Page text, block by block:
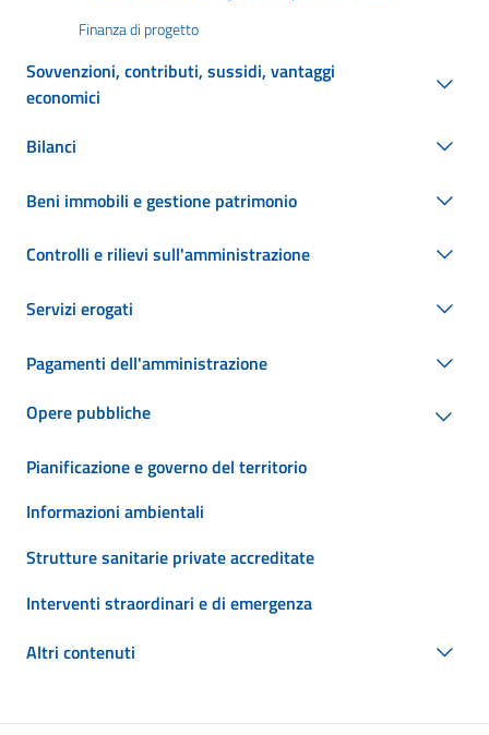
Finanza di progetto
Sovvenzioni, contributi, sussidi, vantaggi
economici
Bilanci
Beni immobili e gestione patrimonio
Controlli e rilievi sull'amministrazione
Servizi erogati
Pagamenti dell'amministrazione
Opere pubbliche
Pianificazione e governo del territorio
Informazioni ambientali
Strutture sanitarie private accreditate
Interventi straordinari e di emergenza
Altri contenuti